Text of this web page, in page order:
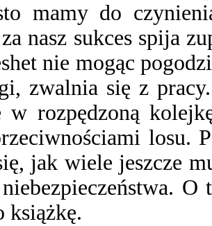
mamy do
nasz sukces spija
nie mogąc
zwalnia się z
w rozpędzoną
losu.
jak wiele jeszcze
książkę.